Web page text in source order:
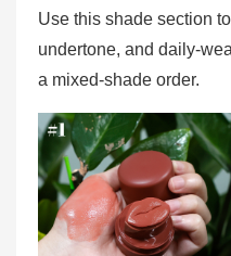
Use this shade section
undertone, and daily-
a mixed-shade order.